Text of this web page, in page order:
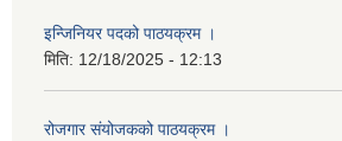
इन्जिनियर पदको पाठयक्रम ।
मिति: 12/18/2025 - 12:13
रोजगार संयोजकको पाठयक्रम ।